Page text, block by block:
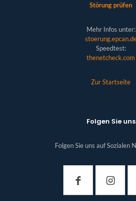
Störung prüfen
Mehr Infos unter:
Speedtest:
thenetcheck.com
Zur Startseite
Folgen Sie uns
Folgen Sie uns auf Sozialen